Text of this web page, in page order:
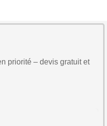
priorité – devis gratuit et